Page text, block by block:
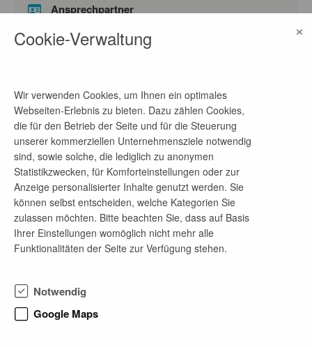
Ansprechpartner
E-Mail-Adresse
bewerbungen@adv-berlin.org
Firmenprofil
ADV (seit 1.1.2025 mit GamBe, ZeitRaum und ZIK
– zuhause im Kiez in der LA VIDA
gGmbH vereint) leistet psychosoziale
Unterstützung für Jugendliche und Erwachsene mit
Arbeitsfeld rund um Themen wie psychische und
chronische Erkrankung,
Cookie-Verwaltung ×
Wir verwenden Cookies, um Ihnen ein optimales
Webseiten-Erlebnis zu bieten. Dazu zählen Cookies,
die für den Betrieb der Seite und für die Steuerung
unserer kommerziellen Unternehmensziele notwendig
sind, sowie solche, die lediglich zu anonymen
Statistikzwecken, für Komforteinstellungen oder zur
Anzeige personalisierter Inhalte genutzt werden. Sie
können selbst entscheiden, welche Kategorien Sie
zulassen möchten. Bitte beachten Sie, dass auf Basis
Ihrer Einstellungen womöglich nicht mehr alle
Funktionalitäten der Seite zur Verfügung stehen.
Notwendig
Google Maps